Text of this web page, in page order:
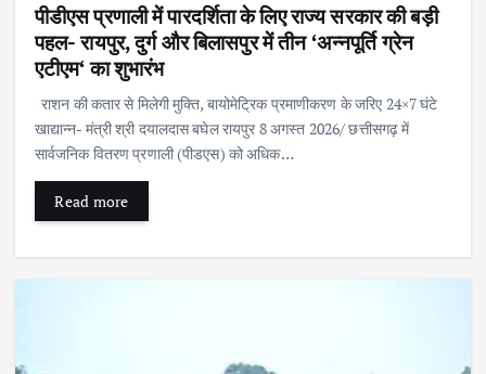
पीडीएस प्रणाली में पारदर्शिता के लिए राज्य सरकार की बड़ी
पहल- रायपुर, दुर्ग और बिलासपुर में तीन ‘अन्नपूर्ति ग्रेन
एटीएम‘ का शुभारंभ
राशन की कतार से मिलेगी मुक्ति, बायोमेट्रिक प्रमाणीकरण के जरिए 24×7 घंटे
खाद्यान्न- मंत्री श्री दयालदास बघेल रायपुर 8 अगस्त 2026/ छत्तीसगढ़ में
सार्वजनिक वितरण प्रणाली (पीडएस) को अधिक…
Read more